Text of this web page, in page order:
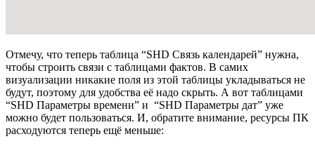
Отмечу, что теперь таблица “SHD Связь календарей” нужна,
чтобы строить связи с таблицами фактов. В самих
визуализации никакие поля из этой таблицы укладываться не
будут, поэтому для удобства её надо скрыть. А вот таблицами
“SHD Параметры времени” и “SHD Параметры дат” уже
можно будет пользоваться. И, обратите внимание, ресурсы ПК
расходуются теперь ещё меньше: